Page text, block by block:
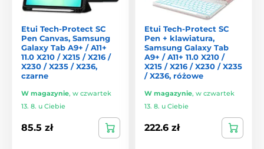
Etui Tech-Protect SC
Pen Canvas, Samsung
Galaxy Tab A9+ / A11+
11.0 X210 / X215 / X216 /
X230 / X235 / X236,
czarne
W magazynie, w czwartek
13. 8. u Ciebie
85.5 zł
Etui Tech-Protect SC
Pen + klawiatura,
Samsung Galaxy Tab
A9+ / A11+ 11.0 X210 /
X215 / X216 / X230 / X235
/ X236, różowe
W magazynie, w czwartek
13. 8. u Ciebie
222.6 zł